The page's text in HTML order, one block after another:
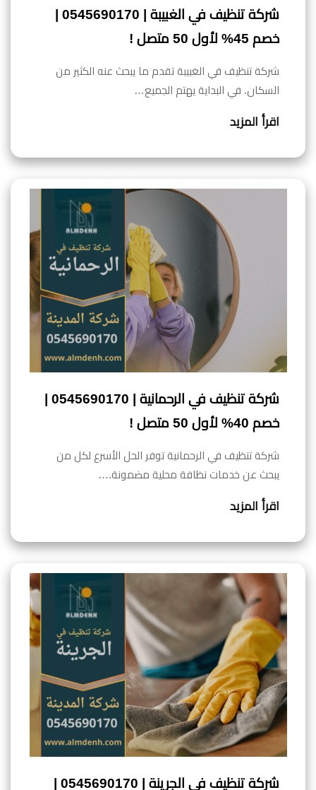
خصم 45% لأول 50 متصل !
شركة تنظيف في الغبيبة تقدم ما يبحث عنه الكثير من
السكان. في البداية يهتم الجميع…
اقرأ المزيد
خصم 40% لأول 50 متصل !
شركة تنظيف في الرحمانية توفر الحل الأسرع لكل من
يبحث عن خدمات نظافة محلية مضمونة.…
اقرأ المزيد